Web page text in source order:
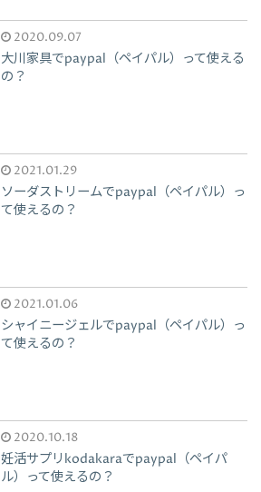
2020.09.07
大川家具でpaypal（ペイパル）って使える
の？
2021.01.29
ソーダストリームでpaypal（ペイパル）っ
て使えるの？
2021.01.06
シャイニージェルでpaypal（ペイパル）っ
て使えるの？
2020.10.18
妊活サプリkodakaraでpaypal（ペイパ
ル）って使えるの？